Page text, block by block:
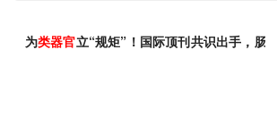
为类器官立“规矩”！国际顶刊共识出手，肠道